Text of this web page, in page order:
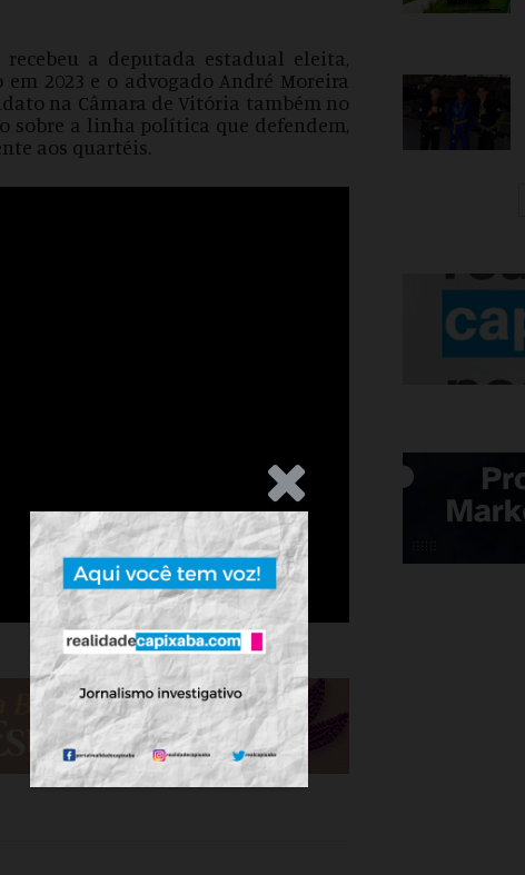
recebeu a deputada estadual eleita,
2023 e o advogado André Moreira
na Câmara de Vitória também no
sobre a linha política que defendem,
aos quartéis.